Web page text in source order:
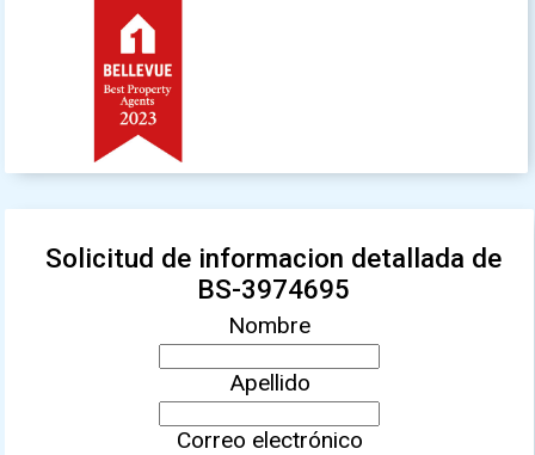
Solicitud de informacion detallada de
BS-3974695
Nombre
Apellido
Correo electrónico